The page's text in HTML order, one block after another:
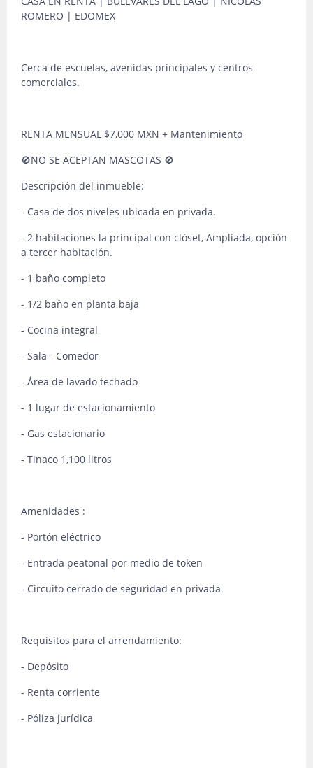
ROMERO | EDOMEX
Cerca de escuelas, avenidas principales y centros
comerciales.
RENTA MENSUAL $7,000 MXN + Mantenimiento
🚫NO SE ACEPTAN MASCOTAS 🚫
Descripción del inmueble:
- Casa de dos niveles ubicada en privada.
- 2 habitaciones la principal con clóset, Ampliada, opción
a tercer habitación.
- 1 baño completo
- 1/2 baño en planta baja
- Cocina integral
- Sala - Comedor
- Área de lavado techado
- 1 lugar de estacionamiento
- Gas estacionario
- Tinaco 1,100 litros
Amenidades :
- Portón eléctrico
- Entrada peatonal por medio de token
- Circuito cerrado de seguridad en privada
Requisitos para el arrendamiento:
- Depósito
- Renta corriente
- Póliza jurídica